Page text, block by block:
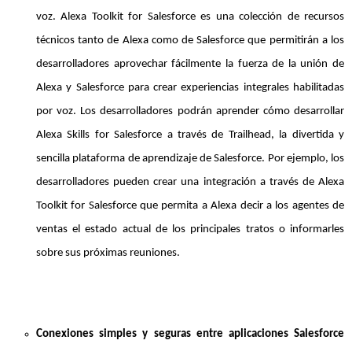
voz. Alexa Toolkit for Salesforce es una colección de recursos
técnicos tanto de Alexa como de Salesforce que permitirán a los
desarrolladores aprovechar fácilmente la fuerza de la unión de
Alexa y Salesforce para crear experiencias integrales habilitadas
por voz. Los desarrolladores podrán aprender cómo desarrollar
Alexa Skills for Salesforce a través de Trailhead, la divertida y
sencilla plataforma de aprendizaje de Salesforce. Por ejemplo, los
desarrolladores pueden crear una integración a través de Alexa
Toolkit for Salesforce que permita a Alexa decir a los agentes de
ventas el estado actual de los principales tratos o informarles
sobre sus próximas reuniones.
Conexiones simples y seguras entre aplicaciones Salesforce